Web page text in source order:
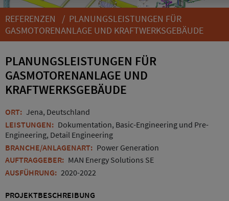
REFERENZEN / PLANUNGSLEISTUNGEN FÜR
GASMOTORENANLAGE UND KRAFTWERKSGEBÄUDE
PLANUNGSLEISTUNGEN FÜR
GASMOTORENANLAGE UND
KRAFTWERKSGEBÄUDE
ORT: Jena, Deutschland
LEISTUNGEN: Dokumentation, Basic-Engineering und Pre-
Engineering, Detail Engineering
BRANCHE/ANLAGENART: Power Generation
AUFTRAGGEBER: MAN Energy Solutions SE
AUSFÜHRUNG: 2020-2022
PROJEKTBESCHREIBUNG